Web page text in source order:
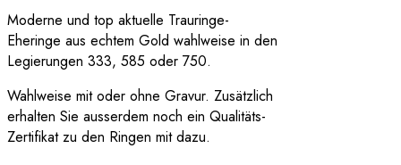
Moderne und top aktuelle Trauringe-
Eheringe aus echtem Gold wahlweise in den
Legierungen 333, 585 oder 750.
Wahlweise mit oder ohne Gravur. Zusätzlich
erhalten Sie ausserdem noch ein Qualitäts-
Zertifikat zu den Ringen mit dazu.